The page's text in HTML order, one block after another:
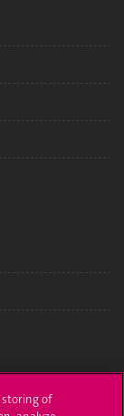
storing of